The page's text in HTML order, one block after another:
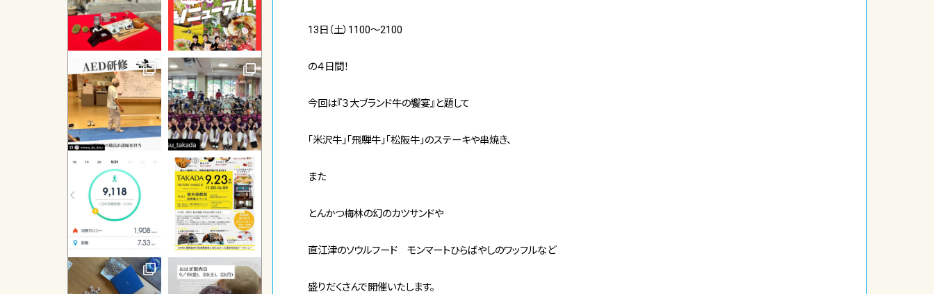
13日（土）1100～2100
の４日間！
今回は『３大ブランド牛の饗宴』と題して
「米沢牛」「飛騨牛」「松阪牛」のステーキや串焼き、
また
とんかつ梅林の幻のカツサンドや
直江津のソウルフード モンマートひらばやしのワッフルなど
盛りだくさんで開催いたします。